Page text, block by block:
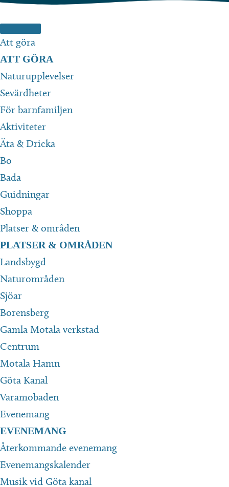
Hoppa
till
innehåll
Att göra
ATT GÖRA
Naturupplevelser
Sevärdheter
För barnfamiljen
Aktiviteter
Äta & Dricka
Bo
Bada
Guidningar
Shoppa
Platser & områden
PLATSER & OMRÅDEN
Landsbygd
Naturområden
Sjöar
Borensberg
Gamla Motala verkstad
Centrum
Motala Hamn
Göta Kanal
Varamobaden
Evenemang
EVENEMANG
Återkommande evenemang
Evenemangskalender
Musik vid Göta kanal